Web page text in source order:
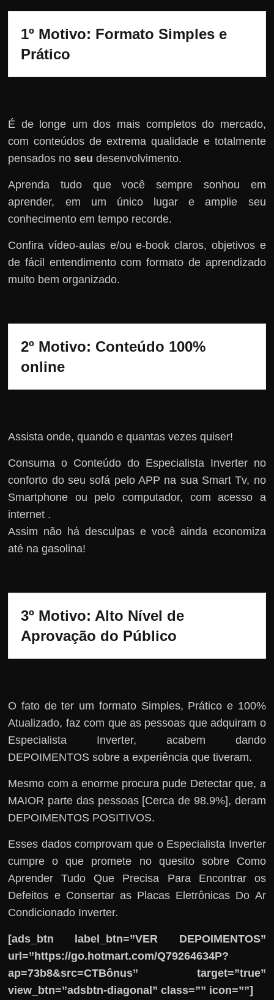
1º Motivo: Formato Simples e
Prático
É de longe um dos mais completos do mercado,
com conteúdos de extrema qualidade e totalmente
pensados noseu desenvolvimento.
Aprenda tudo que você sempre sonhou em
aprender, em um único lugar e amplie seu
conhecimento em tempo recorde.
Confira vídeo-aulas e/ou e-book claros, objetivos e
de fácil entendimento com formato de aprendizado
muito bem organizado.
2º Motivo: Conteúdo 100%
online
Assista onde, quando e quantas vezes quiser!
Consuma o Conteúdo do Especialista Inverter no
conforto do seu sofá pelo APP na sua Smart Tv, no
Smartphone ou pelo computador, com acesso a
internet .
Assim não há desculpas e você ainda economiza
até na gasolina!
3º Motivo: Alto Nível de
Aprovação do Público
O fato de ter um formato Simples, Prático e 100%
Atualizado, faz com que as pessoas que adquiram o
Especialista Inverter, acabem dando
DEPOIMENTOS sobre a experiência que tiveram.
Mesmo com a enorme procura pude Detectar que, a
MAIOR parte das pessoas [Cerca de 98.9%], deram
DEPOIMENTOS POSITIVOS.
Esses dados comprovam que o Especialista Inverter
cumpre o que promete no quesito sobre Como
Aprender Tudo Que Precisa Para Encontrar os
Defeitos e Consertar as Placas Eletrônicas Do Ar
Condicionado Inverter.
[ads_btn label_btn=”VER DEPOIMENTOS”
url=”https://go.hotmart.com/Q79264634P?
ap=73b8&src=CTBônus” target=”true”
view_btn=”adsbtn-diagonal” class=”” icon=””]